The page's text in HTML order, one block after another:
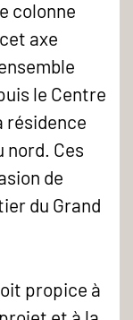
colonne
axe
le Centre
résidence
nord. Ces
de
du Grand
propice à